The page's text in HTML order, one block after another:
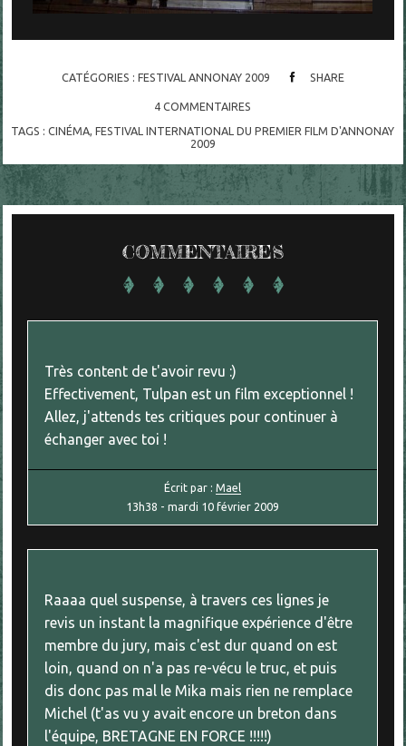
CATÉGORIES : FESTIVAL ANNONAY 2009 SHARE
4 COMMENTAIRES
TAGS :CINÉMA,FESTIVAL INTERNATIONAL DU PREMIER FILM D'ANNONAY
2009
COMMENTAIRES
Très content de t'avoir revu :)
Effectivement, Tulpan est un film exceptionnel !
Allez, j'attends tes critiques pour continuer à
échanger avec toi !
Écrit par :Mael
13h38 -mardi 10 février 2009
Raaaa quel suspense, à travers ces lignes je
revis un instant la magnifique expérience d'être
membre du jury, mais c'est dur quand on est
loin, quand on n'a pas re-vécu le truc, et puis
dis donc pas mal le Mika mais rien ne remplace
Michel (t'as vu y avait encore un breton dans
l'équipe, BRETAGNE EN FORCE !!!!!)